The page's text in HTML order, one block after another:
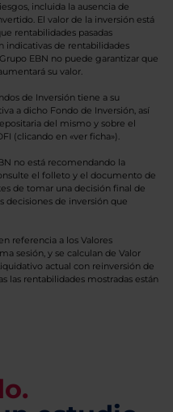
incluida la ausencia de
El valor de la inversión está
rentabilidades pasadas
indicativas de rentabilidades
EBN no puede garantizar que
su valor.
de Inversión tiene a su
a dicho Fondo de Inversión, así
del mismo y sobre el
(clicando en «ver ficha»).
no está recomendando la
el folleto y el documento de
de tomar una decisión final de
decisiones de inversión que
referencia a los Valores
sesión, y se calculan de Valor
actual con reinversión de
las rentabilidades mostradas están